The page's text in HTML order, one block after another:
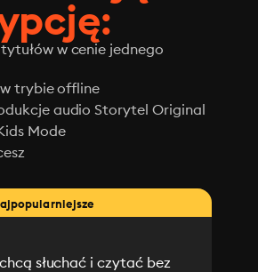
w cenie jednego
trybie offline
audio Storytel Original
Mode
słuchać i czytać bez